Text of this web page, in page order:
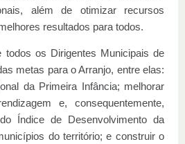
além de otimizar recursos
resultados para todos.
todos os Dirigentes Municipais de
metas para o Arranjo, entre elas:
da Primeira Infância; melhorar
e, consequentemente,
Índice de Desenvolvimento da
do território; e construir o